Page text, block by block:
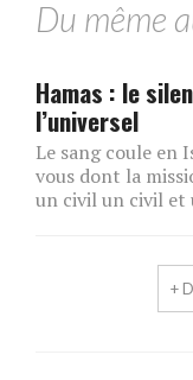
Du même
Hamas : le
l’universel
Le sang coule en
vous dont la
un civil un civil et
+